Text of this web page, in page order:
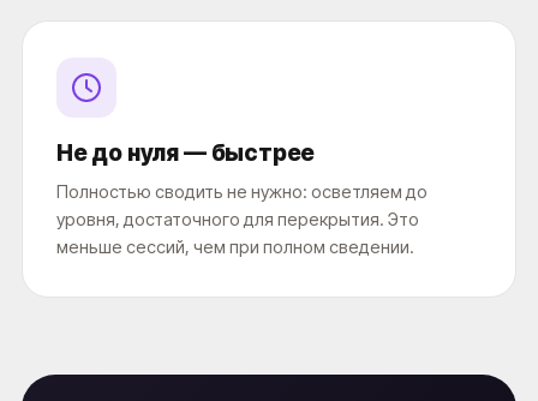
Не до нуля — быстрее
Полностью сводить не нужно: осветляем до
уровня, достаточного для перекрытия. Это
меньше сессий, чем при полном сведении.